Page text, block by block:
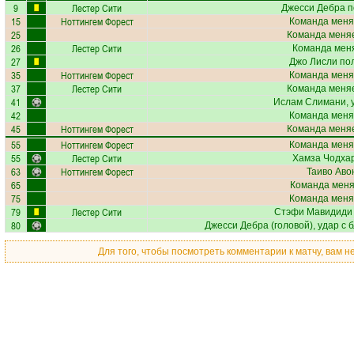
9 Лестер Сити Джесси Дебра
15 Ноттингем Форест Команда
25 Команда
26 Лестер Сити Команда
27 Джо Лисли
35 Ноттингем Форест Команда
37 Лестер Сити Команда
41 Ислам Слимани,
42 Команда
45 Ноттингем Форест Команда
55 Ноттингем Форест Команда
55 Лестер Сити Хамза
63 Ноттингем Форест Таиво
65 Команда
75 Команда
79 Лестер Сити Стэфи Мавидиди
80 Джесси Дебра(головой), удар с
Для того, чтобы посмотреть комментарии к матчу, вам